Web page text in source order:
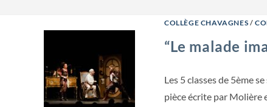
COLLÈGE CHAVAGNES /
“Le malade
Les 5 classes de 5ème
pièce écrite par Molière